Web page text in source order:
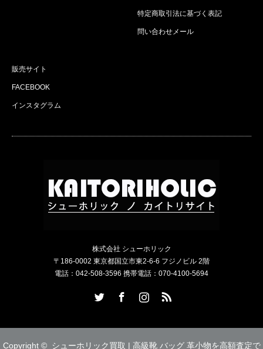
特定商取引法に基づく表記
問い合わせメール
販売サイト
FACEBOOK
インスタグラム
株式会社 シューホリック
〒186-0002 東京都国立市東2-6-6 フジノビル 2階
電話：042-508-3596 携帯電話：070-4100-5694
Copyright © シューホリック買取 | 高級靴 バッグ 革小物を高額査定で